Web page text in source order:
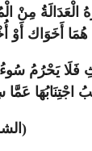
مِنْ
أَخَوَاك
فَلَا
اجْتِنَابُهَا